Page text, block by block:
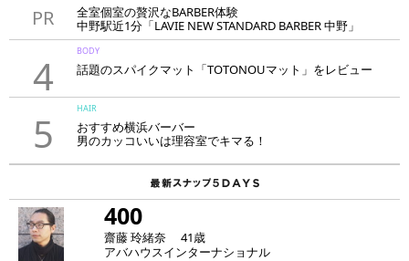
PR
全室個室の贅沢なBARBER体験
中野駅近1分「LAVIE NEW STANDARD BARBER 中野」
4
BODY
話題のスパイクマット「TOTONOUマット」をレビュー
5
HAIR
おすすめ横浜バーバー
男のカッコいいは理容室でキマる！
400
齋藤 玲緒奈 41歳
アバハウスインターナショナル